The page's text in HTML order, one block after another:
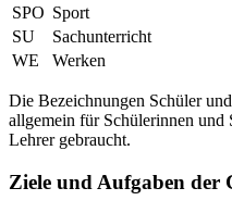
SPO Sport
SU
Sachunterricht
WE
Werken
Die Bezeichnungen Schüler
allgemein für Schülerinnen und
Lehrer gebraucht.
Ziele und Aufgaben der